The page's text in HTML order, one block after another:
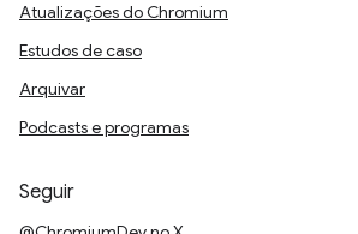
Atualizações do Chromium
Estudos de caso
Arquivar
Podcasts e programas
Seguir